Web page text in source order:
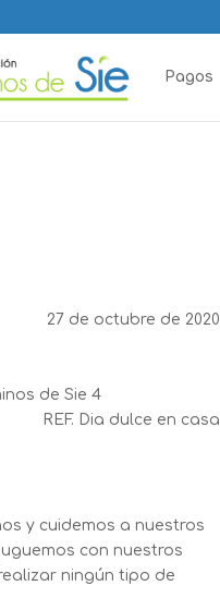
Pagos
27 de octubre de 2020
4
REF. Dia dulce en casa
y cuidemos a nuestros
con nuestros
ningún tipo de